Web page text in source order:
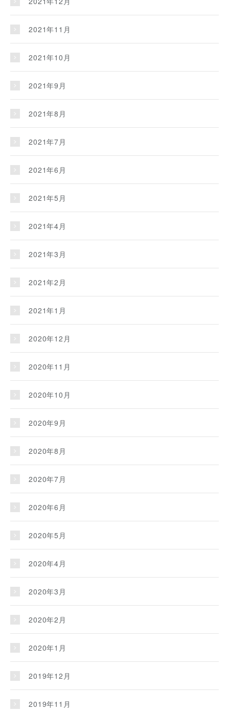
2021年11月
2021年10月
2021年9月
2021年8月
2021年7月
2021年6月
2021年5月
2021年4月
2021年3月
2021年2月
2021年1月
2020年12月
2020年11月
2020年10月
2020年9月
2020年8月
2020年7月
2020年6月
2020年5月
2020年4月
2020年3月
2020年2月
2020年1月
2019年12月
2019年11月